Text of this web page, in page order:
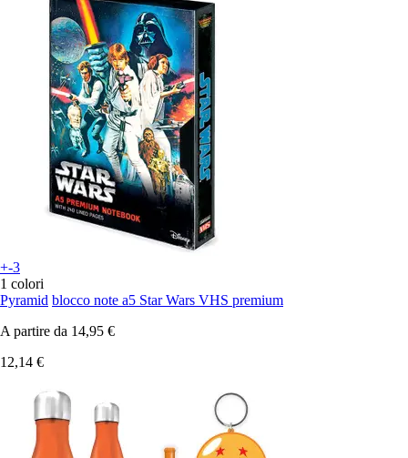
+-3
1 colori
Pyramid blocco note a5 Star Wars VHS premium
A partire da 14,95 €
12,14 €